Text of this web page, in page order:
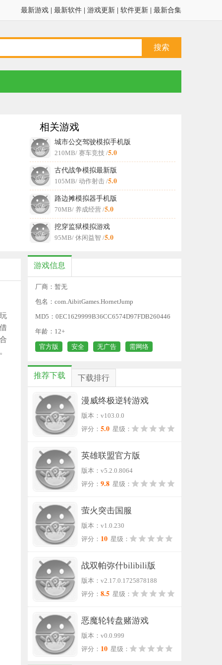
最新游戏 最新软件 游戏更新 软件更新 最新合集
相关游戏
城市公交驾驶模拟手机版
210MB/ 赛车竞技 /5.0
古代战争模拟最新版
105MB/ 动作射击 /5.0
路边摊模拟器手机版
70MB/ 养成经营 /5.0
挖穿监狱模拟游戏
95MB/ 休闲益智 /5.0
游戏信息
厂商：暂无
包名：com.AibitGames.HornetJump
MD5：0EC1629999B36CC6574D97FDB260446
D
年龄：12+
官方版 安全 无广告 需网络
推荐下载 下载排行
漫威终极逆转游戏
版本：v103.0.0
评分： 5.0 星级：
英雄联盟官方版
版本：v5.2.0.8064
评分： 9.8 星级：
萤火突击国服
版本：v1.0.230
评分： 10 星级：
战双帕弥什bilibili版
版本：v2.17.0.1725878188
评分： 8.5 星级：
恶魔轮转盘赌游戏
版本：v0.0.999
评分： 10 星级：